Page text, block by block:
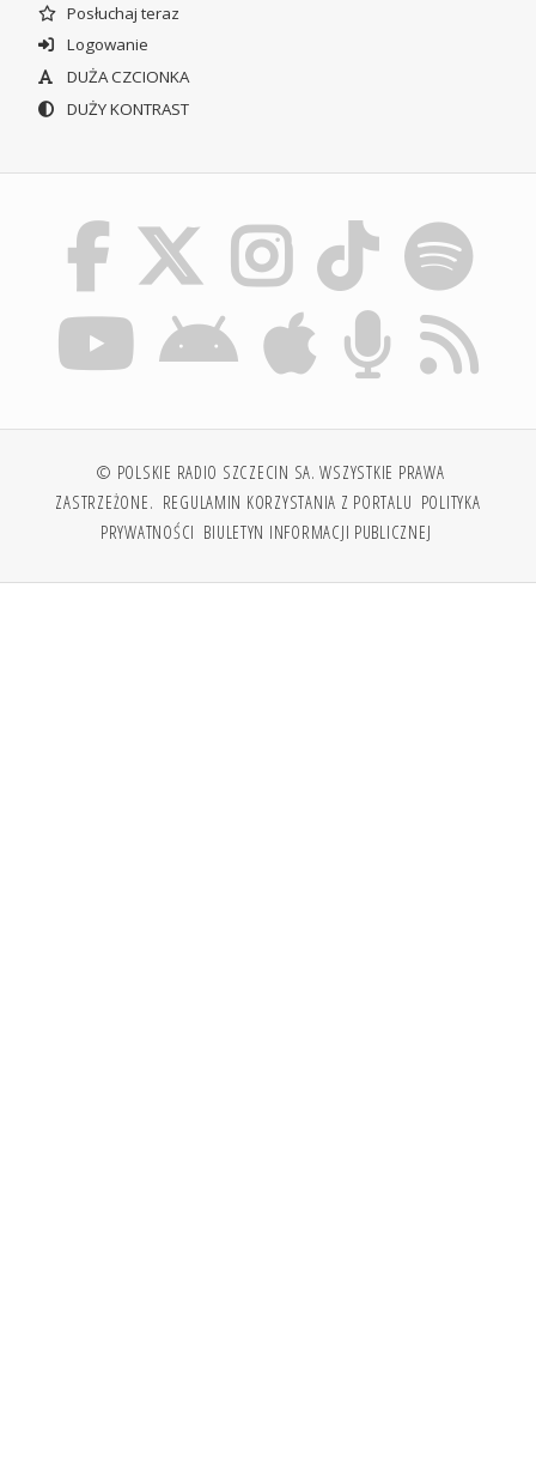
Posłuchaj teraz
Logowanie
DUŻA CZCIONKA
DUŻY KONTRAST
© POLSKIE RADIO SZCZECIN SA. WSZYSTKIE PRAWA
ZASTRZEŻONE. REGULAMIN KORZYSTANIA Z PORTALU POLITYKA
PRYWATNOŚCI BIULETYN INFORMACJI PUBLICZNEJ